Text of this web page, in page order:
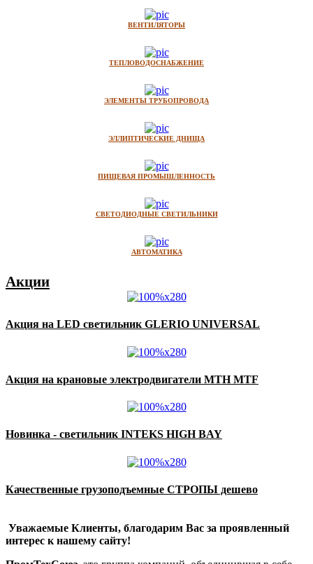
ВЕНТИЛЯТОРЫ
ТЕПЛОВОДОСНАБЖЕНИЕ
ЭЛЕМЕНТЫ ТРУБОПРОВОДА
ЭЛЛИПТИЧЕСКИЕ ДНИЩА
ПИЩЕВАЯ ПРОМЫШЛЕННОСТЬ
СВЕТОДИОДНЫЕ СВЕТИЛЬНИКИ
АВТОМАТИКА
Акции
Акция на LED светильник GLERIO UNIVERSAL
Акция на крановые электродвигатели MTH MTF
Новинка - светильник INTEKS HIGH BAY
Качественные грузоподъемные СТРОПЫ дешево
Уважаемые Клиенты, благодарим Вас за проявленный
интерес к нашему сайту!